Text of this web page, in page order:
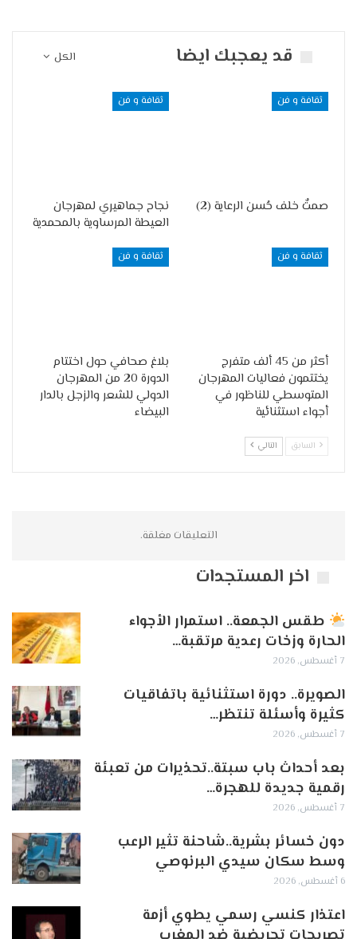
الكل قد يعجبك ايضا
ثقافة و فن
صمتٌ خلف حُسن الرعاية (2)
ثقافة و فن
نجاح جماهيري لمهرجان
العيطة المرساوية بالمحمدية
ثقافة و فن
أكثر من 45 ألف متفرج
يختتمون فعاليات المهرجان
المتوسطي للناظور في
أجواء استثنائية
ثقافة و فن
بلاغ صحافي حول اختتام
الدورة 20 من المهرجان
الدولي للشعر والزجل بالدار
البيضاء
السابق التالي
التعليقات مغلقة.
اخر المستجدات
طقس الجمعة.. استمرار الأجواء
الحارة وزخات رعدية مرتقبة…
7 أغسطس, 2026
الصويرة.. دورة استثنائية باتفاقيات
كثيرة وأسئلة تنتظر…
7 أغسطس, 2026
بعد أحداث باب سبتة..تحذيرات من تعبئة
رقمية جديدة للهجرة…
7 أغسطس, 2026
دون خسائر بشرية..شاحنة تثير الرعب
وسط سكان سيدي البرنوصي
6 أغسطس, 2026
اعتذار كنسي رسمي يطوي أزمة